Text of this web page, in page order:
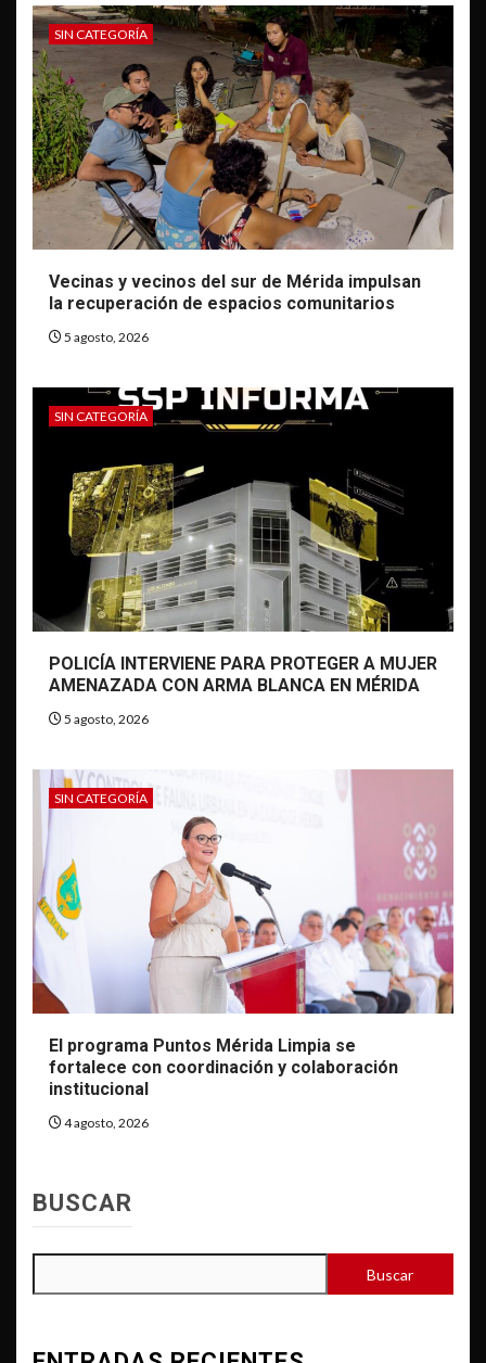
SIN CATEGORÍA
Vecinas y vecinos del sur de Mérida impulsan
la recuperación de espacios comunitarios
5 agosto, 2026
SIN CATEGORÍA
POLICÍA INTERVIENE PARA PROTEGER A MUJER
AMENAZADA CON ARMA BLANCA EN MÉRIDA
5 agosto, 2026
SIN CATEGORÍA
El programa Puntos Mérida Limpia se
fortalece con coordinación y colaboración
institucional
4 agosto, 2026
BUSCAR
Buscar